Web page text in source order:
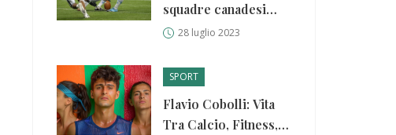
squadre canadesi
negli sport
americani?
28 luglio 2023
SPORT
Flavio Cobolli: Vita
Tra Calcio, Fitness, e